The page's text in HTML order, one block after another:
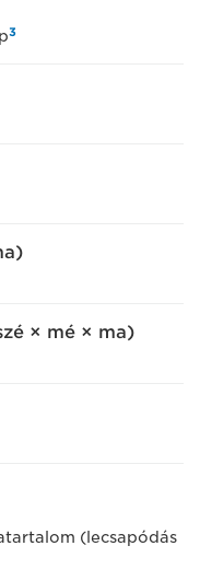
3
× mé × ma)
(lecsapódás